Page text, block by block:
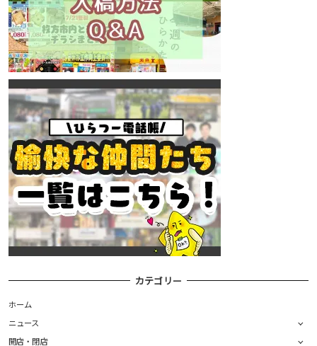
カテゴリー
ホーム
ニュース
開店・閉店